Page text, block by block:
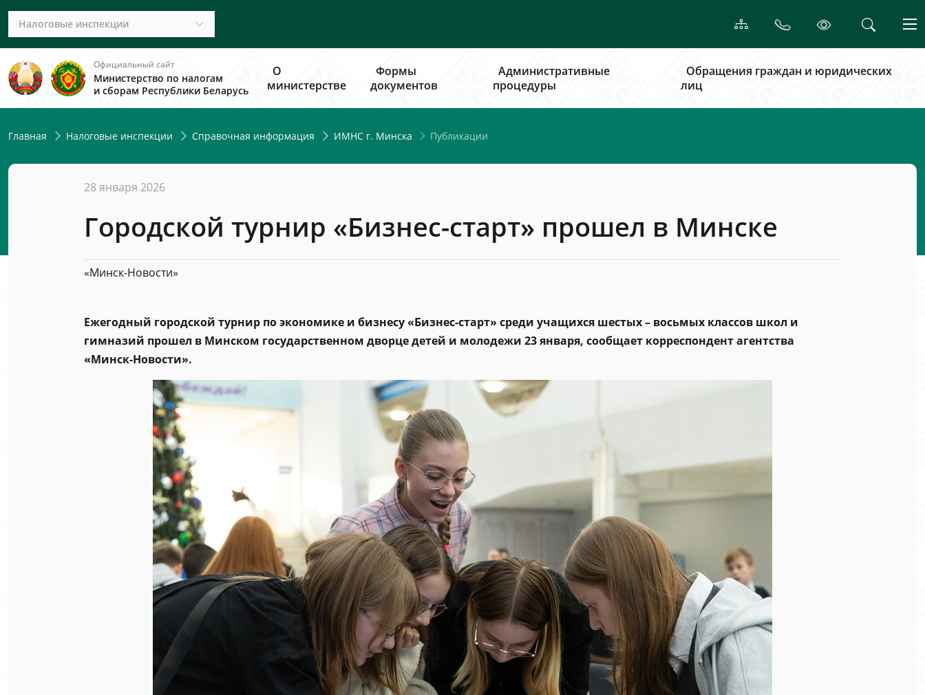
Налоговые инспекции
Официальный сайт
Министерство по налогам
и сборам Республики Беларусь
О
министерстве
Формы
документов
Административные
процедуры
Обращения граждан и юридических
лиц
Главная Налоговые инспекции Справочная информация ИМНС г. Минска Публикации
28 января 2026
Городской турнир «Бизнес-старт» прошел в Минске
«Минск-Новости»
Ежегодный городской турнир по экономике и бизнесу «Бизнес-старт» среди учащихся шестых – восьмых классов школ и
гимназий прошел в Минском государственном дворце детей и молодежи 23 января, сообщает корреспондент агентства
«Минск-Новости».